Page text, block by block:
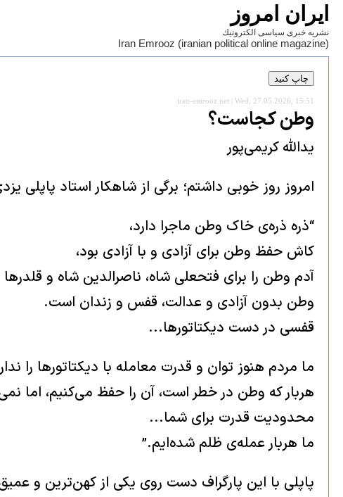
ايران امروز
نشريه خبری سياسی الكترونيك
Iran Emrooz (iranian political online magazine)
iran-emrooz.net | Wed, 27.05.2026, 15:51
وطن کجاست؟
یدالله کریمی‌پور
امروز روز خوبی داشتم؛ برگی از شاهکار استاد پاپلی
“ذره ذره‌ی خاک وطن ماجرا دارد،
کاش حفظ وطن برای آزادی و با آزادی بود،
آدم وطن را برای فتحعلی‌ شاه، ناصرالدین شاه و
وطن بدون آزادی و عدالت، قفس و زندان است.
قفسی در دست دیکتاتورها...
ما مردم هنوز توان و قدرت معامله با دیکتاتورها را
هربار که وطن در خطر است، آن را حفظ می‌کنیم، اما
محدودیت قدرت برای شما...
ما هربار عمله‌ی ظلم شده‌ایم.”
پاپلی با این پارگراف دست روی یکی از کهن‌ترین و